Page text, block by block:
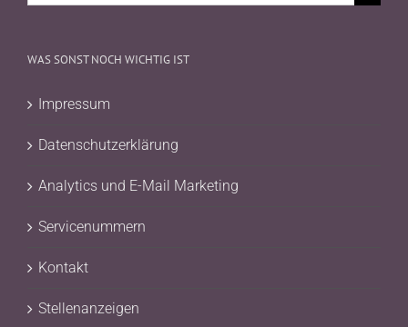
for:
WAS SONST NOCH WICHTIG IST
Impressum
Datenschutzerklärung
Analytics und E-Mail Marketing
Servicenummern
Kontakt
Stellenanzeigen